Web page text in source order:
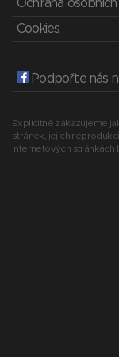
Ochrana osobních
Cookies
Podpořte nás
Explicitně zakazujeme
stránek, jejich
internetových stránkách